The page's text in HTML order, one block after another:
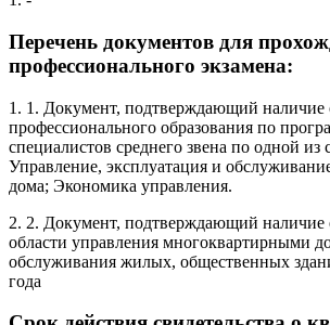
Перечень документов для
профессионального экзамена:
1. 1. Документ, подтверждающий наличие
профессионального образования по
специалистов среднего звена по одной из
Управление, эксплуатация и
дома; Экономика управления.
2. 2. Документ, подтверждающий наличие
области управления многоквартирными
обслуживания жилых, общественных
года